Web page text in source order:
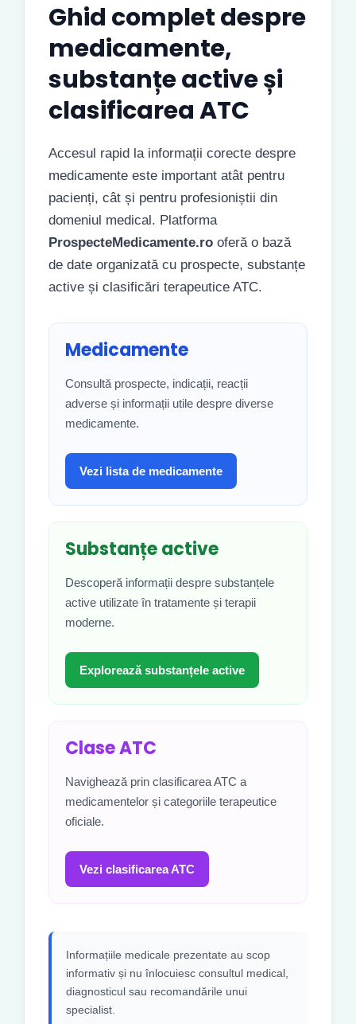
Ghid complet despre
medicamente,
substanțe active și
clasificarea ATC
Accesul rapid la informații corecte despre
medicamente este important atât pentru
pacienți, cât și pentru profesioniștii din
domeniul medical. Platforma
ProspecteMedicamente.ro oferă o bază
de date organizată cu prospecte, substanțe
active și clasificări terapeutice ATC.
Medicamente
Consultă prospecte, indicații, reacții
adverse și informații utile despre diverse
medicamente.
Vezi lista de medicamente
Substanțe active
Descoperă informații despre substanțele
active utilizate în tratamente și terapii
moderne.
Explorează substanțele active
Clase ATC
Navighează prin clasificarea ATC a
medicamentelor și categoriile terapeutice
oficiale.
Vezi clasificarea ATC
Informațiile medicale prezentate au scop
informativ și nu înlocuiesc consultul medical,
diagnosticul sau recomandările unui
specialist.